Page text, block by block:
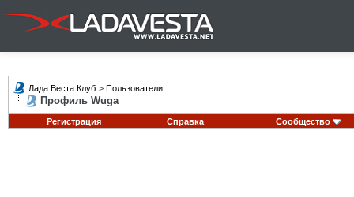
Лада Веста Клуб > Пользователи
Профиль Wuga
Регистрация Справка Сообщество